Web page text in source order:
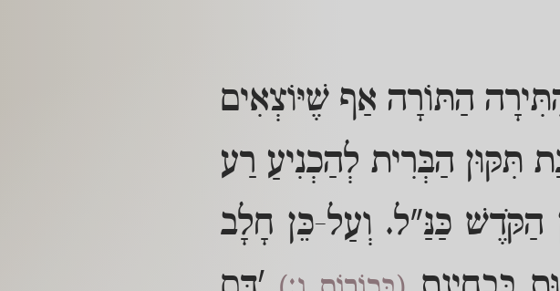
הַתּוֹרָה אַף שֶׁיּוֹצְאִים
תִּקּוּן הַבְּרִית לְהַכְנִיעַ רַע
הַקֹּדֶשׁ כַּנַּ"ל. וְעַל-כֵּן חָלָב